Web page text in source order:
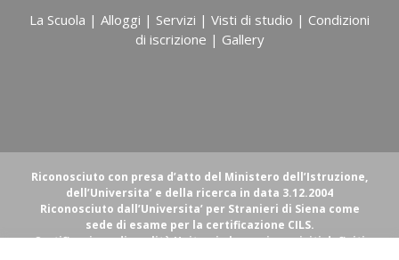
La Scuola | Alloggi | Servizi | Visti di studio | Condizioni
di iscrizione | Gallery
Riconosciuto con presa d’atto del Ministero dell’Istruzione,
dell’Universita’ e della ricerca in data 3.12.2004
Riconosciuto dall’Universita’ per Stranieri di Siena come
sede di esame per la certificazione CILS.
Certificazione di qualità Uniter, in base ai requisiti definiti